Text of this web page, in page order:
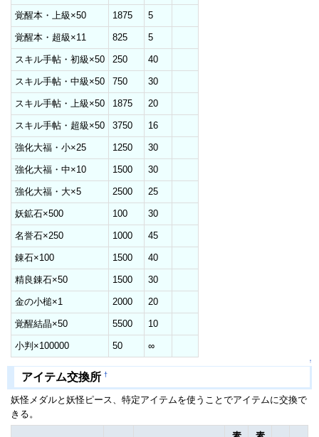
覚醒本・上級×50 1875 5
覚醒本・超級×11 825 5
スキル手帖・初級×50 250 40
スキル手帖・中級×50 750 30
スキル手帖・上級×50 1875 20
スキル手帖・超級×50 3750 16
強化大福・小×25 1250 30
強化大福・中×10 1500 30
強化大福・大×5 2500 25
妖鉱石×500 100 30
名誉石×250 1000 45
錬石×100 1500 40
精良錬石×50 1500 30
金の小槌×1 2000 20
覚醒結晶×50 5500 10
小判×100000 50 ∞
↑
アイテム交換所 †
妖怪メダルと妖怪ピース、特定アイテムを使うことでアイテムに交換で
きる。